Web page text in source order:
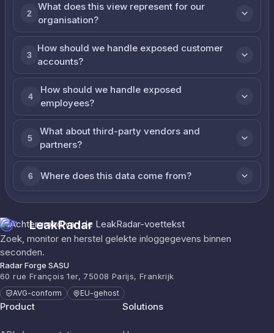
2
What does this view represent for our
organisation?
3
How should we handle exposed customer
accounts?
4
How should we handle exposed
employees?
5
What about third-party vendors and
partners?
6 Where does this data come from?
LeakRadar
Zoek, monitor en herstel gelekte inloggegevens binnen
seconden.
Radar Forge SASU
60 rue François 1er, 75008 Parijs, Frankrijk
AVG-conform EU-gehost
Product Solutions